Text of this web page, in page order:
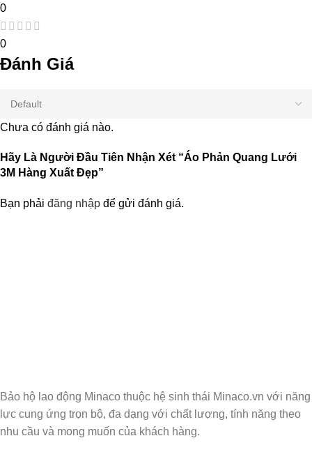
0
0
Đánh Giá
Chưa có đánh giá nào.
Hãy Là Người Đầu Tiên Nhận Xét “Áo Phản Quang Lưới
3M Hàng Xuất Đẹp”
Bạn phải đăng nhập để gửi đánh giá.
Bảo hộ lao động Minaco thuộc hệ sinh thái Minaco.vn với năng
lực cung ứng trọn bộ, đa dạng với chất lượng, tính năng theo
nhu cầu và mong muốn của khách hàng.